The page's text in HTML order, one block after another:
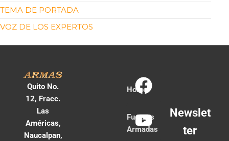
TEMA DE PORTADA
VOZ DE LOS EXPERTOS
Quito No.
12, Fracc.
Las
Américas,
Naucalpan,
Home
Fuerzas
Armadas
Newslet
ter